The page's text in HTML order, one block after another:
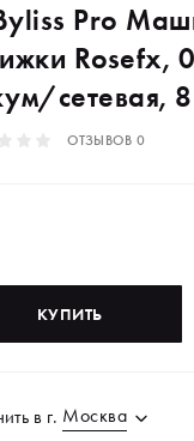
Pro
Rosefx,
сетевая,
ОТЗЫВОВ 0
КУПИТЬ
в г. Москва